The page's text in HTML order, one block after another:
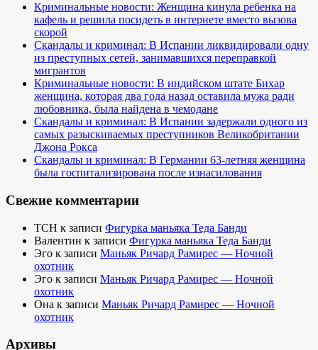
Криминальные новости: Женщина кинула ребенка на
кафель и решила посидеть в интернете вместо вызова
скорой
Скандалы и криминал: В Испании ликвидировали одну
из преступных сетей, занимавшихся переправкой
мигрантов
Криминальные новости: В индийском штате Бихар
женщина, которая два года назад оставила мужа ради
любовника, была найдена в чемодане
Скандалы и криминал: В Испании задержали одного из
самых разыскиваемых преступников Великобритании
Джона Рокса
Скандалы и криминал: В Германии 63-летняя женщина
была госпитализирована после изнасилования
Свежие комментарии
TCH к записи Фигурка маньяка Теда Банди
Валентин к записи Фигурка маньяка Теда Банди
Эго к записи Маньяк Ричард Рамирес — Ночной
охотник
Эго к записи Маньяк Ричард Рамирес — Ночной
охотник
Она к записи Маньяк Ричард Рамирес — Ночной
охотник
Архивы